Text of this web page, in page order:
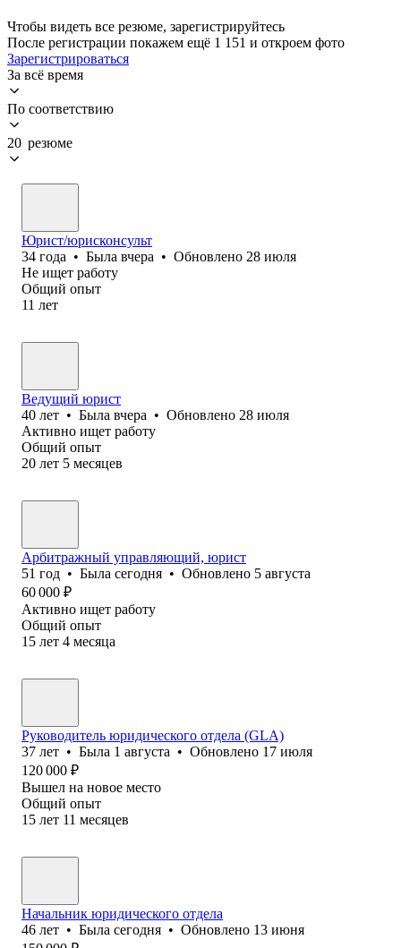
Чтобы видеть все резюме, зарегистрируйтесь
После регистрации покажем ещё 1 151 и откроем фото
Зарегистрироваться
За всё время
По соответствию
20 резюме
Юрист/юрисконсульт
34 года • Была вчера • Обновлено 28 июля
Не ищет работу
Общий опыт
11 лет
Ведущий юрист
40 лет • Была вчера • Обновлено 28 июля
Активно ищет работу
Общий опыт
20 лет 5 месяцев
Арбитражный управляющий, юрист
51 год • Была сегодня • Обновлено 5 августа
60 000 ₽
Активно ищет работу
Общий опыт
15 лет 4 месяца
Руководитель юридического отдела (GLA)
37 лет • Была 1 августа • Обновлено 17 июля
120 000 ₽
Вышел на новое место
Общий опыт
15 лет 11 месяцев
Начальник юридического отдела
46 лет • Была сегодня • Обновлено 13 июня